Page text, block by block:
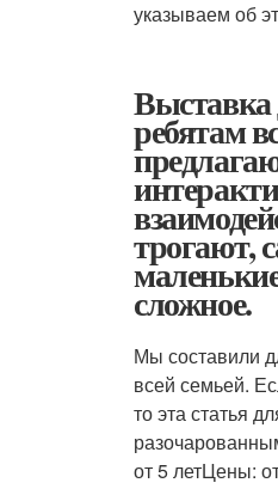
указываем об
Выставка
ребятам
трогают,
сложное.
Мы составили
всей семьей.
то эта статья
от 5 летЦены: